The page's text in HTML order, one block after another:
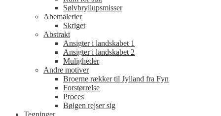
Sølvbryllupsmisser
Abemalerier
Skriget
Abstrakt
Ansigter i landskabet 1
Ansigter i landskabet 2
Muligheder
Andre motiver
Broerne rækker til Jylland fra Fyn
Forstørrelse
Proces
Bølgen rejser sig
Tegninger